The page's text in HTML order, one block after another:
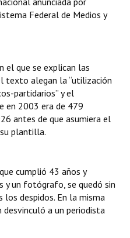
Federal de Medios y
el que se explican las
texto alegan la “utilización
partidarios” y el
en 2003 era de 479
antes de que asumiera el
plantilla.
cumplió 43 años y
y un fotógrafo, se quedó sin
los despidos. En la misma
desvinculó a un periodista